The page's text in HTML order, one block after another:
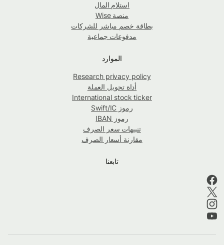
استلام المال
منصة Wise
بطاقة خصم مباشر للشركات
مدفوعات جماعية
الموارد
Research privacy policy
أداة تحويل العملة
International stock ticker
رموز Swift/IC
رموز IBAN
تنبيهات سعر الصرف
مقارنة أسعار الصرف
تابعنا